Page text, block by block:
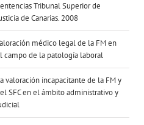
Tribunal Superior de
de Canarias. 2008
médico legal de la FM en
campo de la patología laboral
valoración incapacitante de la FM y
SFC en el ámbito administrativo y